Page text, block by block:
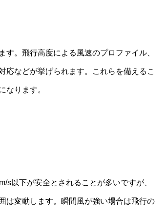
。飛行高度による風速のプロファイル、
応などが挙げられます。これらを備えるこ
なります。
以下が安全とされることが多いですが、
は変動します。瞬間風が強い場合は飛行の